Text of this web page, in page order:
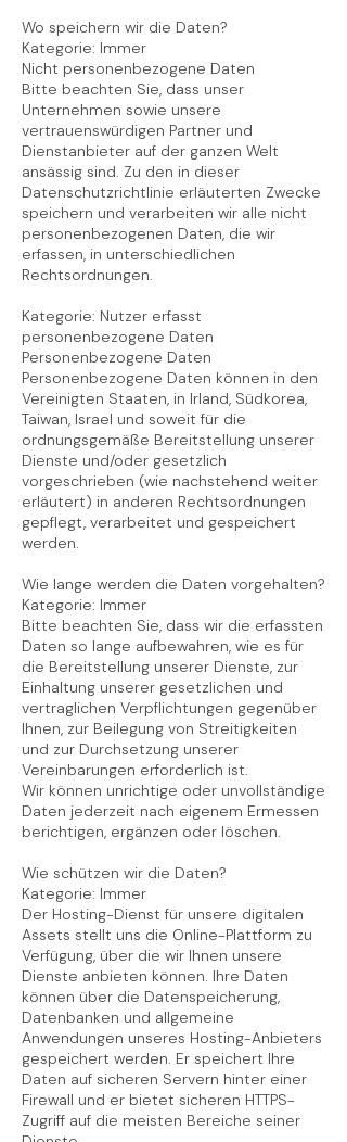
Wo speichern wir die Daten?
Kategorie: Immer
Nicht personenbezogene Daten
Bitte beachten Sie, dass unser
Unternehmen sowie unsere
vertrauenswürdigen Partner und
Dienstanbieter auf der ganzen Welt
ansässig sind. Zu den in dieser
Datenschutzrichtlinie erläuterten Zwecke
speichern und verarbeiten wir alle nicht
personenbezogenen Daten, die wir
erfassen, in unterschiedlichen
Rechtsordnungen.
Kategorie: Nutzer erfasst
personenbezogene Daten
Personenbezogene Daten
Personenbezogene Daten können in den
Vereinigten Staaten, in Irland, Südkorea,
Taiwan, Israel und soweit für die
ordnungsgemäße Bereitstellung unserer
Dienste und/oder gesetzlich
vorgeschrieben (wie nachstehend weiter
erläutert) in anderen Rechtsordnungen
gepflegt, verarbeitet und gespeichert
werden.
Wie lange werden die Daten vorgehalten?
Kategorie: Immer
Bitte beachten Sie, dass wir die erfassten
Daten so lange aufbewahren, wie es für
die Bereitstellung unserer Dienste, zur
Einhaltung unserer gesetzlichen und
vertraglichen Verpflichtungen gegenüber
Ihnen, zur Beilegung von Streitigkeiten
und zur Durchsetzung unserer
Vereinbarungen erforderlich ist.
Wir können unrichtige oder unvollständige
Daten jederzeit nach eigenem Ermessen
berichtigen, ergänzen oder löschen.
Wie schützen wir die Daten?
Kategorie: Immer
Der Hosting-Dienst für unsere digitalen
Assets stellt uns die Online-Plattform zu
Verfügung, über die wir Ihnen unsere
Dienste anbieten können. Ihre Daten
können über die Datenspeicherung,
Datenbanken und allgemeine
Anwendungen unseres Hosting-Anbieters
gespeichert werden. Er speichert Ihre
Daten auf sicheren Servern hinter einer
Firewall und er bietet sicheren HTTPS-
Zugriff auf die meisten Bereiche seiner